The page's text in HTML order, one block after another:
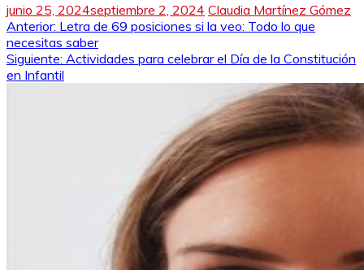
junio 25, 2024septiembre 2, 2024 Claudia Martínez Gómez
Navegación
de
entradas
Anterior: Letra de 69 posiciones si la veo: Todo lo que
necesitas saber
Siguiente: Actividades para celebrar el Día de la Constitución
en Infantil